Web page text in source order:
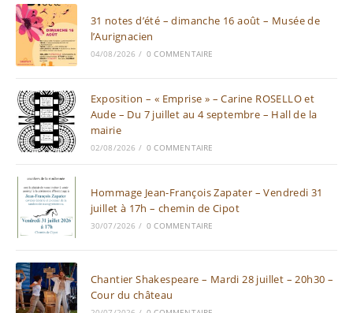
31 notes d’été – dimanche 16 août – Musée de
l’Aurignacien
04/08/2026 / 0 COMMENTAIRE
Exposition – « Emprise » – Carine ROSELLO et
Aude – Du 7 juillet au 4 septembre – Hall de la
mairie
02/08/2026 / 0 COMMENTAIRE
Hommage Jean-François Zapater – Vendredi 31
juillet à 17h – chemin de Cipot
30/07/2026 / 0 COMMENTAIRE
Chantier Shakespeare – Mardi 28 juillet – 20h30 –
Cour du château